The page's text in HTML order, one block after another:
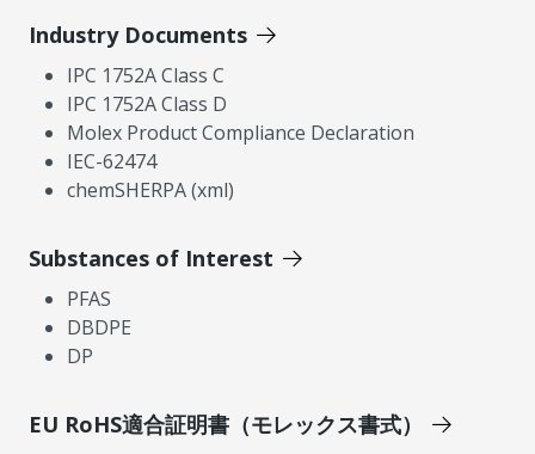
Industry Documents
IPC 1752A Class C
IPC 1752A Class D
Molex Product Compliance Declaration
IEC-62474
chemSHERPA (xml)
Substances of Interest
PFAS
DBDPE
DP
EU RoHS適合証明書（モレックス書式）